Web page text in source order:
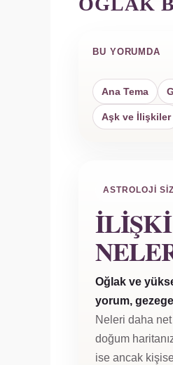
BU YORUMDA
Ana Tema
Aşk ve İlişkiler
ASTROLOJI
Oğlak ve
yorum,
Neleri daha
doğum
ise ancak